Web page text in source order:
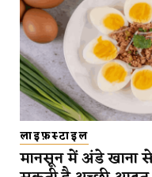
लाइफ़स्टाइल
मानसून में अंडे खाना